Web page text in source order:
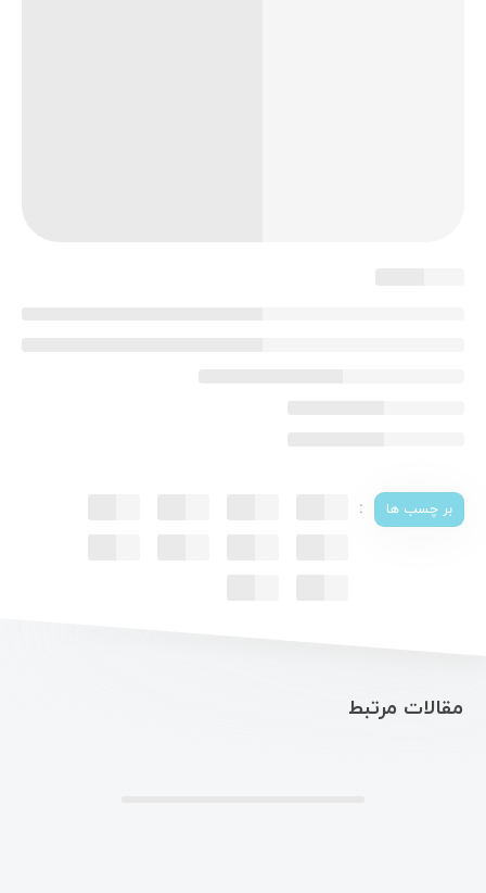
بر چسب ها :
مقالات مرتبط